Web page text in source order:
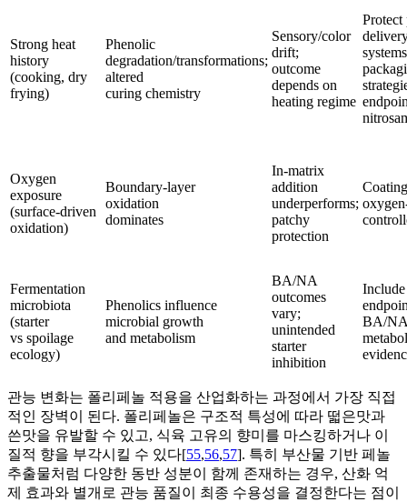
Strong heat
history
(cooking, dry
frying)
Phenolic
degradation/transformations;
altered
curing chemistry
Sensory/color
drift;
outcome
depends on
heating regime
Protect
Oxygen
exposure
(surface-driven
oxidation)
Boundary-layer
oxidation
dominates
In-matrix
addition
underperforms;
patchy
protection
Fermentation
microbiota
(starter
vs spoilage
ecology)
Phenolics influence
microbial growth
and metabolism
BA/NA
outcomes
vary;
unintended
starter
inhibition
BA/NA
관능 변화는 폴리페놀 적용을 산업화하는 과정에서 가장 직접
적인 장벽이 된다. 폴리페놀은 구조적 특성에 따라 떫은맛과
쓴맛을 유발할 수 있고, 식육 고유의 향미를 마스킹하거나 이
질적 향을 부각시킬 수 있다[55,56,57]. 특히 부산물 기반 페놀
추출물처럼 다양한 동반 성분이 함께 존재하는 경우, 산화 억
제 효과와 별개로 관능 품질이 최종 수용성을 결정한다는 점이